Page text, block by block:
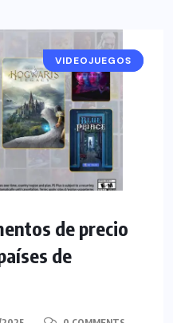
NOTICIAS
VIDEOJUEGOS
de precio
de